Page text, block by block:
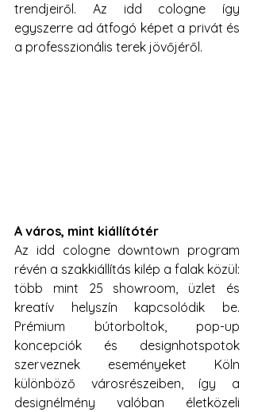
trendjeiről. Az idd cologne így
egyszerre ad átfogó képet a privát és
a professzionális terek jövőjéről.
A város, mint kiállítótér
Az idd cologne downtown program
révén a szakkiállítás kilép a falak közül:
több mint 25 showroom, üzlet és
kreatív helyszín kapcsolódik be.
Prémium bútorboltok, pop-up
koncepciók és designhotspotok
szerveznek eseményeket Köln
különböző városrészeiben, így a
designélmény valóban életközeli